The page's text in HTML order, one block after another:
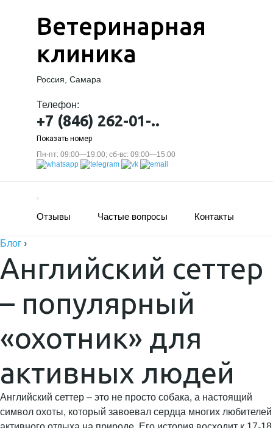
Ветеринарная
клиника
Россия, Самара
Телефон:
+7 (846) 262-01-..
Показать номер
Пн-пт: 09:00—19:00; сб-вс: 09:00—15:00
Отзывы Частые вопросы Контакты
Блог ›
Английский сеттер
– популярный
«охотник» для
активных людей
Английский сеттер – это не просто собака, а настоящий
символ охоты, который завоевал сердца многих любителей